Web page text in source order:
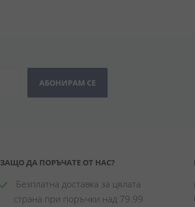
АБОНИРАМ СЕ
ЗАЩО ДА ПОРЪЧАТЕ ОТ НАС?
Безплатна доставка за цялата
страна при поръчки над 79.99